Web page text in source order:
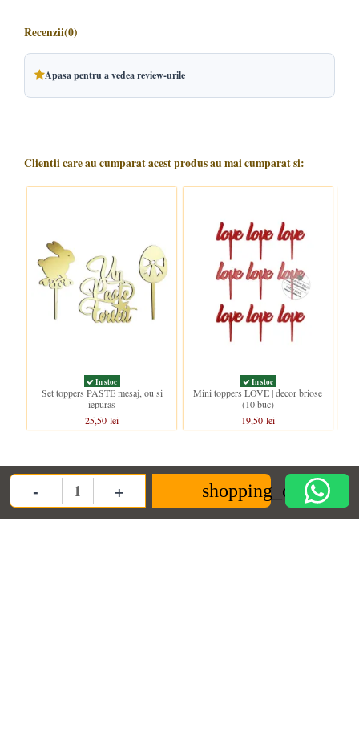
- Quantity + shopping_cart
Recenzii(0)
Apasa pentru a vedea review-urile
Clientii care au cumparat acest produs au mai cumparat si:
In stoc
Set toppers PASTE mesaj, ou si
iepuras
25,50 lei
In stoc
Mini toppers LOVE | decor briose
(10 buc)
19,50 lei